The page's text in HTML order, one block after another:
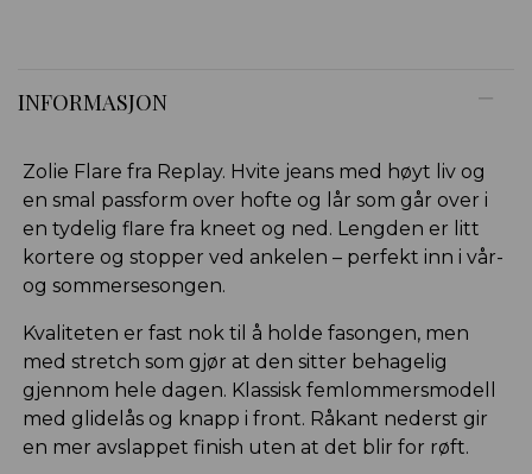
INFORMASJON
Zolie Flare fra Replay. Hvite jeans med høyt liv og
en smal passform over hofte og lår som går over i
en tydelig flare fra kneet og ned. Lengden er litt
kortere og stopper ved ankelen – perfekt inn i vår-
og sommersesongen.
Kvaliteten er fast nok til å holde fasongen, men
med stretch som gjør at den sitter behagelig
gjennom hele dagen. Klassisk femlommersmodell
med glidelås og knapp i front. Råkant nederst gir
en mer avslappet finish uten at det blir for røft.